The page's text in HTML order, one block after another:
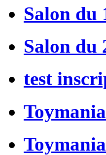
Salon du
Salon du
test